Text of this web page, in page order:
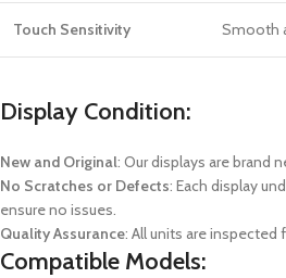
Touch Sensitivity Smooth
Display Condition:
New and Original: Our displays are brand
No Scratches or Defects: Each display
ensure no issues.
Quality Assurance: All units are inspected
Compatible Models: